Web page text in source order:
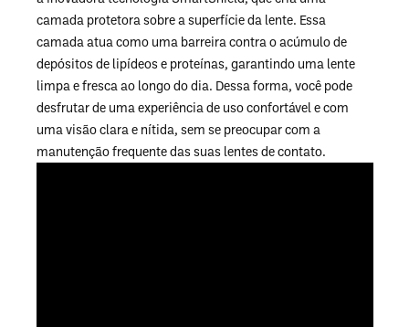
camada protetora sobre a superfície da lente. Essa
camada atua como uma barreira contra o acúmulo de
depósitos de lipídeos e proteínas, garantindo uma lente
limpa e fresca ao longo do dia. Dessa forma, você pode
desfrutar de uma experiência de uso confortável e com
uma visão clara e nítida, sem se preocupar com a
manutenção frequente das suas lentes de contato.